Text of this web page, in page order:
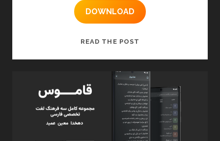
DOWNLOAD
READ THE POST
یاب
حرفه
ای